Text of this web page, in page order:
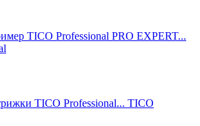
TICO Professional PRO EXPERT...
TICO Professional... TICO